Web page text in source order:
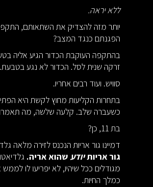
ללא יראה.
יותר מזה להצדיק את השתאותם,
הפגנתם כנגד המצב?
בהתקפה העוקבת הכדור הגיע אליה
זרקה שנית לסל. הכדור לא נגע בטבעת.
סוויש. ועוד רבים אחריו.
בתחרות הקליעות מחוץ לקשת היא
כשעברה שלב. קלעה שלשה, מה
בת 11, כן?
דמיינו גור אריות הנכנס לזירה מלאה
גור אריותיודע שהוא אריה.
מגודלים ככל שיהיו, לא יפריעו לו לממש
כמלך החיות.